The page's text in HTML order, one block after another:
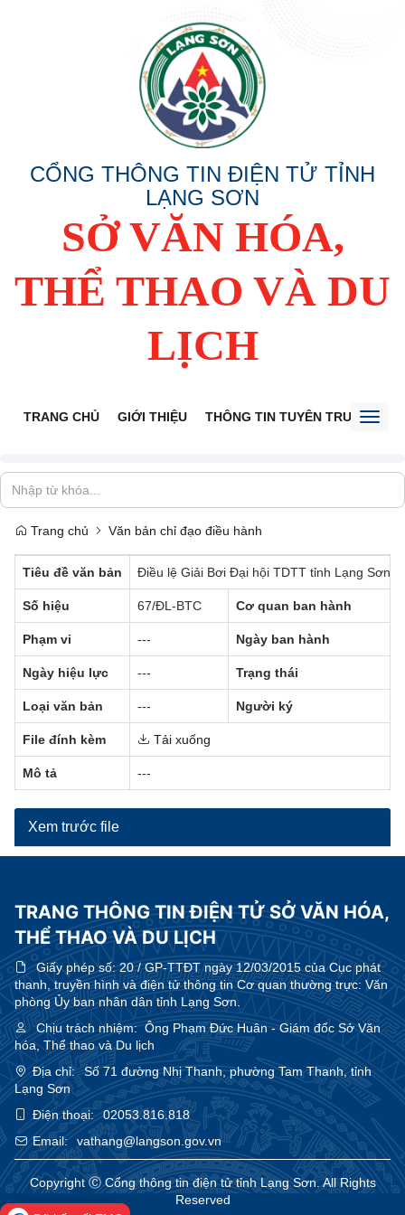
CỔNG THÔNG TIN ĐIỆN TỬ TỈNH
LẠNG SƠN
SỞ VĂN HÓA,
THỂ THAO VÀ DU
LỊCH
TRANG CHỦ GIỚI THIỆU THÔNG TIN TUYÊN TRUYỀN
Trang chủ Văn bản chỉ đạo điều hành
Tiêu đề văn bản Điều lệ Giải Bơi Đại hội TDTT tỉnh Lạng Sơn
Số hiệu 67/ĐL-BTC Cơ quan ban hành
Phạm vi --- Ngày ban hành
Ngày hiệu lực --- Trạng thái
Loại văn bản --- Người ký
File đính kèm Tải xuống
Mô tả ---
Xem trước file
TRANG THÔNG TIN ĐIỆN TỬ SỞ VĂN HÓA,
THỂ THAO VÀ DU LỊCH
Giấy phép số:20 / GP-TTĐT ngày 12/03/2015 của Cục phát
thanh, truyền hình và điện tử thông tin Cơ quan thường trực: Văn
phòng Ủy ban nhân dân tỉnh Lạng Sơn.
Chịu trách nhiệm:Ông Phạm Đức Huân - Giám đốc Sở Văn
hóa, Thể thao và Du lịch
Địa chỉ:
Số 71 đường Nhị Thanh, phường Tam Thanh, tỉnh
Lạng Sơn
Điện thoại:
02053.816.818
Email:
vathang@langson.gov.vn
Copyright Ⓒ Cổng thông tin điện tử tỉnh Lạng Sơn. All Rights
Reserved